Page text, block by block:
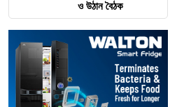
ও উঠান বৈঠক